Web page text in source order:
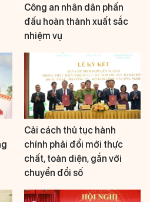
Công an nhân dân phấn
đấu hoàn thành xuất sắc
nhiệm vụ
Cải cách thủ tục hành
chính phải đổi mới thực
chất, toàn diện, gắn với
chuyển đổi số